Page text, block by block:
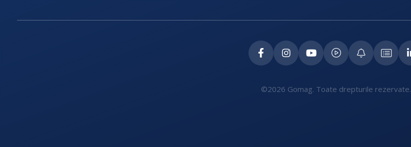
©2026 Gomag. Toate drepturile rezervate.